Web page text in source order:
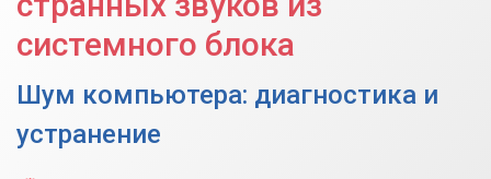
системного блока
Шум компьютера: диагностика и
устранение